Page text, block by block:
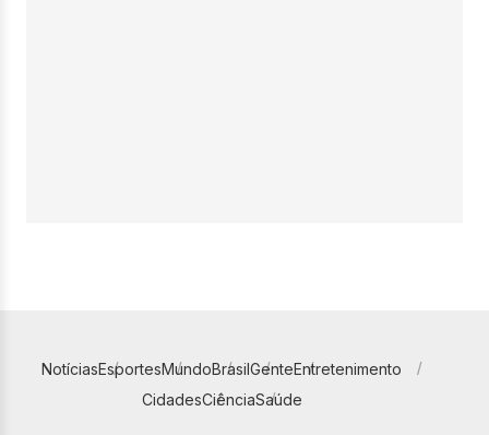
NotíciasEsportesMundoBrasilGenteEntretenimento
CidadesCiênciaSaúde